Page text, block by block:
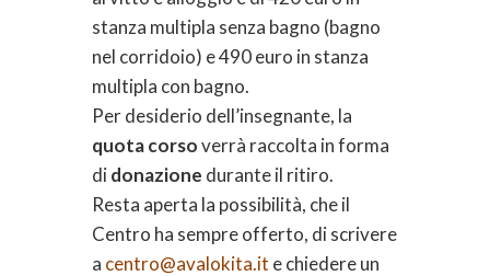
stanza multipla senza bagno (bagno
nel corridoio) e 490 euro in stanza
multipla con bagno.
Per desiderio dell’insegnante, la
quota corsoverrà raccolta in forma
didonazione durante il ritiro.
Resta aperta la possibilità, che il
Centro ha sempre offerto, di scrivere
a centro@avalokita.it e chiedere un